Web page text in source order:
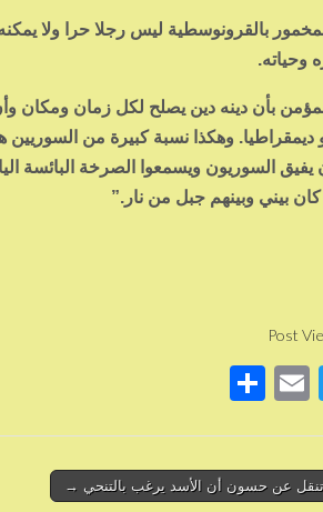
بالقرونوسطية ليس رجلا حرا ولا
وحياته.
بأن دينه دين يصلح لكل زمان ومكان
ديمقراطيا. وهكذا نسبة كبيرة من
السوريون ويسمعوا الصرخة البائسة
بيني وبينهم جبل من نار.”
Post
T
er
E
e
عن حسون أن الأسد يرغب بالتنحي →